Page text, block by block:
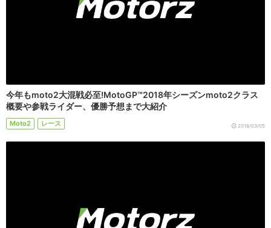
今年もmoto2大混戦必至!MotoGP™2018年シーズンmoto2クラス
概要や参戦ライダー、優勝予想まで大紹介
Moto2 レース 2018/03/05